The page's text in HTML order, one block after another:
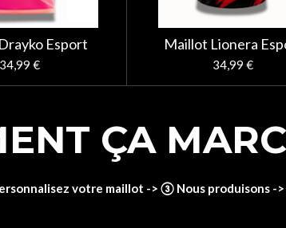
Esport
34,99 €
Maillot Lionera
34,99 €
ÇA
votre maillot -> ③ Nous produisons -